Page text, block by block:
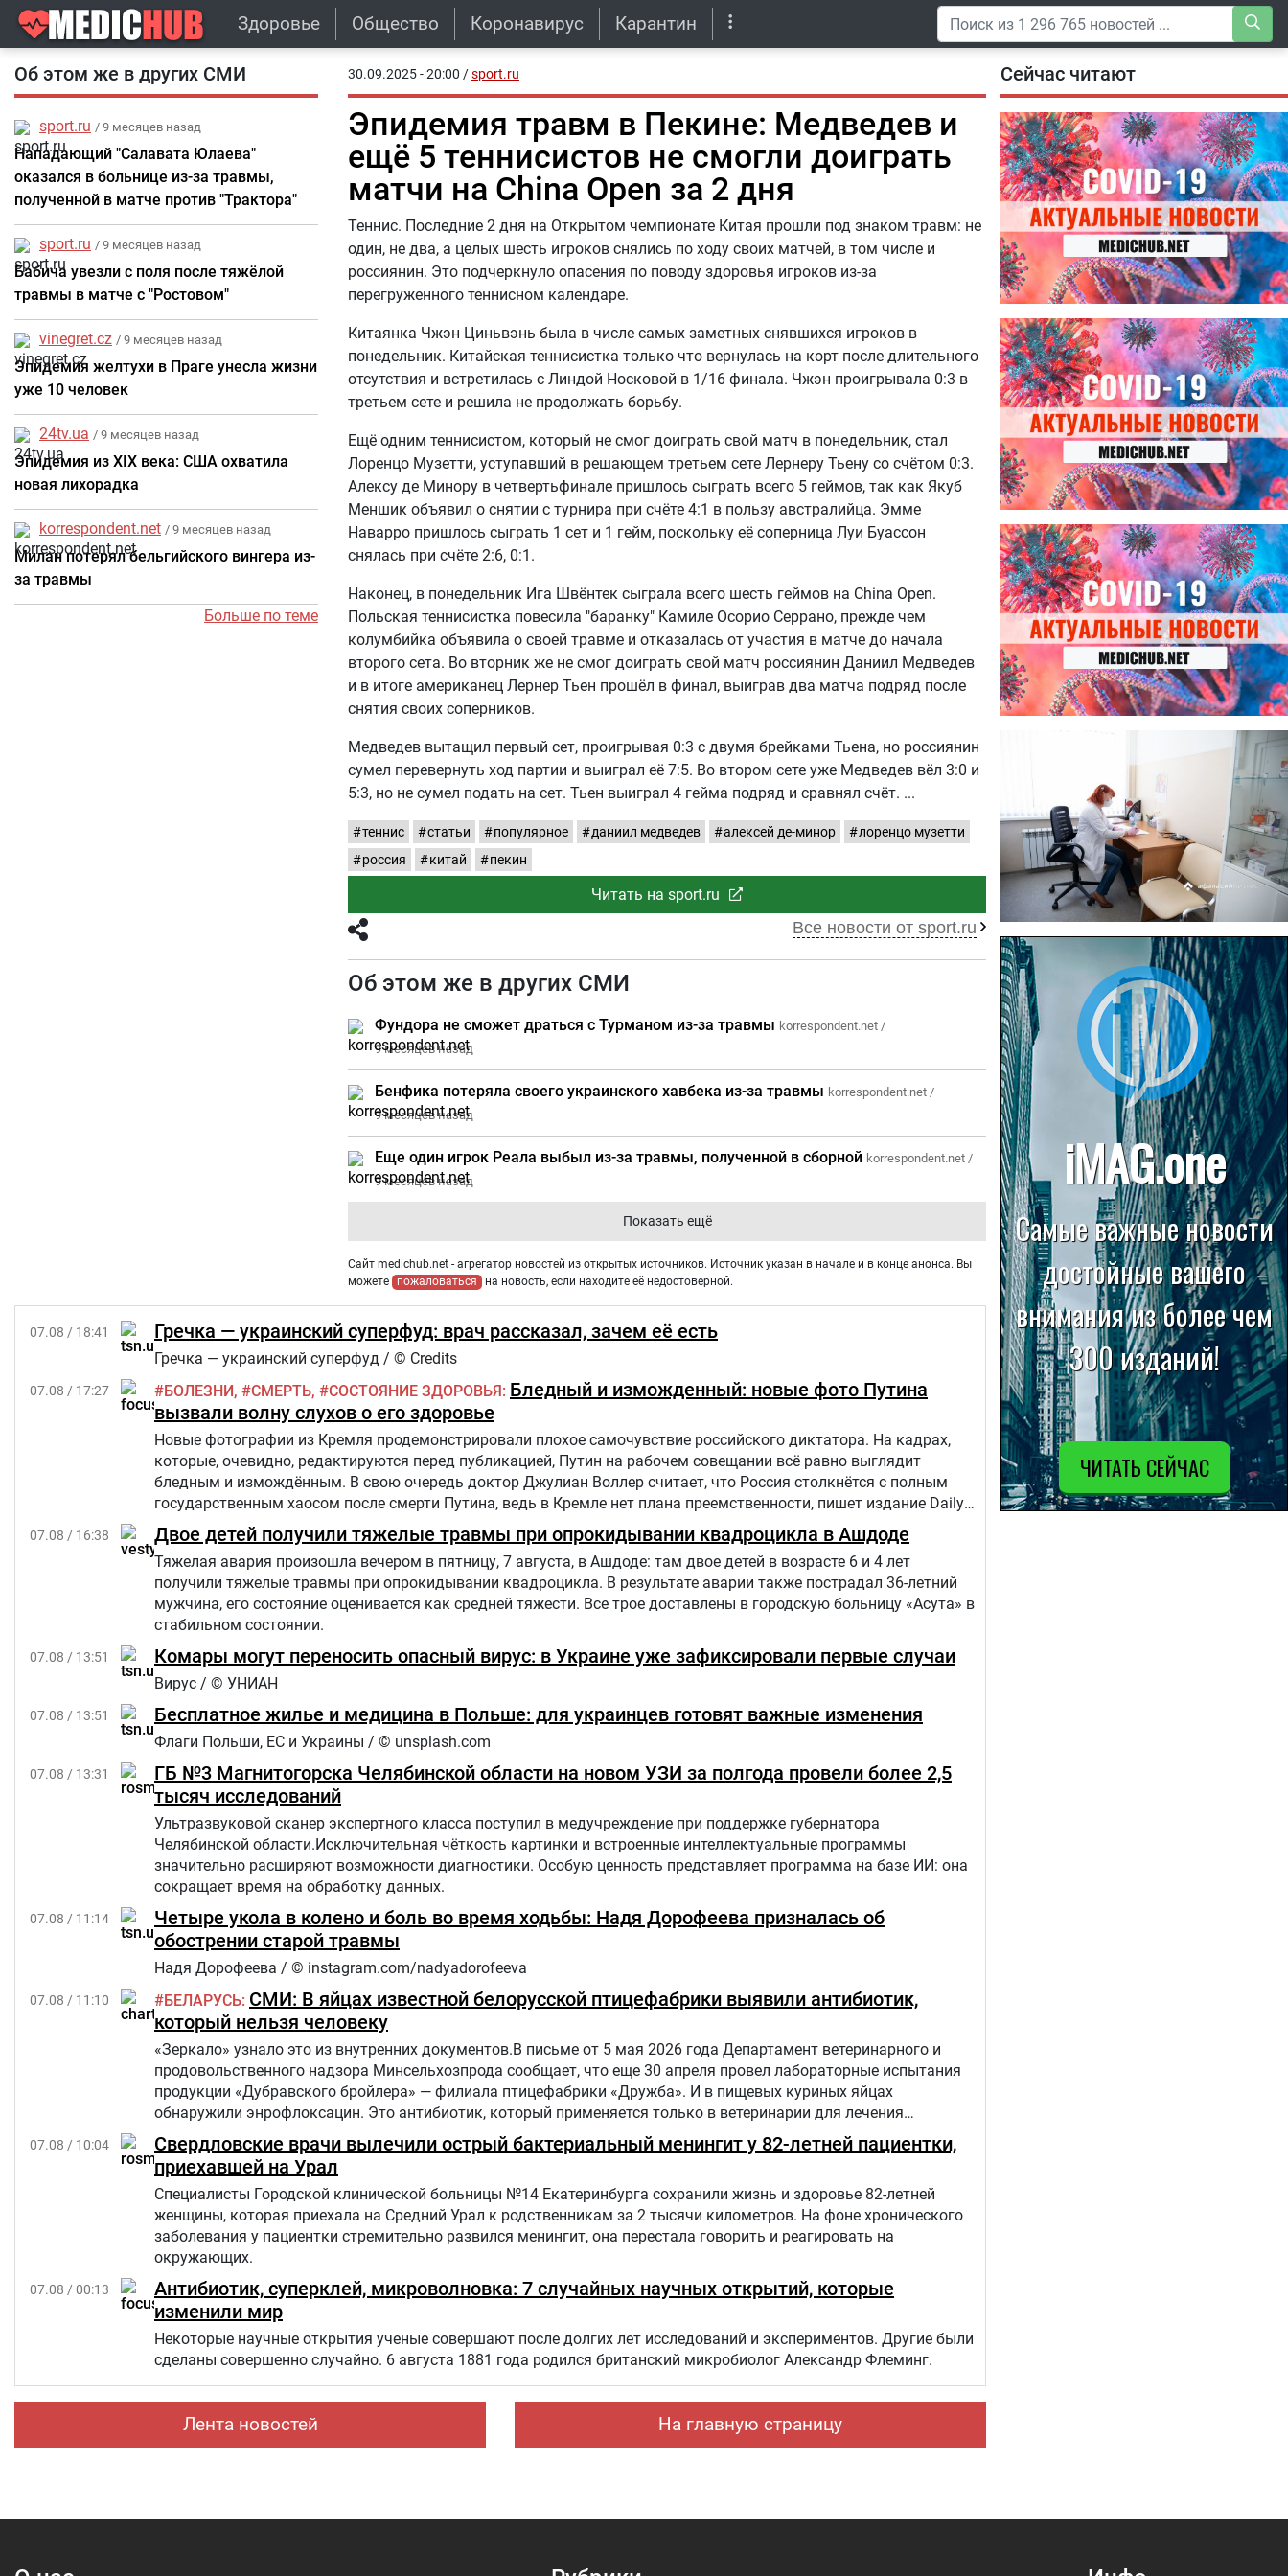
Здоровье Общество Коронавирус Карантин
Об этом же в других СМИ
sport.ru / 9 месяцев назад
Нападающий "Салавата Юлаева"
оказался в больнице из-за травмы,
полученной в матче против "Трактора"
sport.ru / 9 месяцев назад
Бабича увезли с поля после тяжёлой
травмы в матче с "Ростовом"
vinegret.cz / 9 месяцев назад
Эпидемия желтухи в Праге унесла жизни
уже 10 человек
24tv.ua / 9 месяцев назад
Эпидемия из XIX века: США охватила
новая лихорадка
korrespondent.net / 9 месяцев назад
Милан потерял бельгийского вингера из-
за травмы
Больше по теме
30.09.2025 - 20:00 /sport.ru
Эпидемия травм в Пекине: Медведев и
ещё 5 теннисистов не смогли доиграть
матчи на China Open за 2 дня
Теннис. Последние 2 дня на Открытом чемпионате Китая прошли под знаком травм: не
один, не два, а целых шесть игроков снялись по ходу своих матчей, в том числе и
россиянин. Это подчеркнуло опасения по поводу здоровья игроков из-за
перегруженного теннисном календаре.
Китаянка Чжэн Циньвэнь была в числе самых заметных снявшихся игроков в
понедельник. Китайская теннисистка только что вернулась на корт после длительного
отсутствия и встретилась с Линдой Носковой в 1/16 финала. Чжэн проигрывала 0:3 в
третьем сете и решила не продолжать борьбу.
Ещё одним теннисистом, который не смог доиграть свой матч в понедельник, стал
Лоренцо Музетти, уступавший в решающем третьем сете Лернеру Тьену со счётом 0:3.
Алексу де Минору в четвертьфинале пришлось сыграть всего 5 геймов, так как Якуб
Меншик объявил о снятии с турнира при счёте 4:1 в пользу австралийца. Эмме
Наварро пришлось сыграть 1 сет и 1 гейм, поскольку её соперница Луи Буассон
снялась при счёте 2:6, 0:1.
Наконец, в понедельник Ига Швёнтек сыграла всего шесть геймов на China Open.
Польская теннисистка повесила "баранку" Камиле Осорио Серрано, прежде чем
колумбийка объявила о своей травме и отказалась от участия в матче до начала
второго сета. Во вторник же не смог доиграть свой матч россиянин Даниил Медведев
и в итоге американец Лернер Тьен прошёл в финал, выиграв два матча подряд после
снятия своих соперников.
Медведев вытащил первый сет, проигрывая 0:3 с двумя брейками Тьена, но россиянин
сумел перевернуть ход партии и выиграл её 7:5. Во втором сете уже Медведев вёл 3:0 и
5:3, но не сумел подать на сет. Тьен выиграл 4 гейма подряд и сравнял счёт.
теннис статьи популярное даниил медведев алексей де-минор
лоренцо музетти
россия
китай пекин
Читать на sport.ru
Все новости от sport.ru
Об этом же в других СМИ
Фундора не сможет драться с Турманом из-за травмы korrespondent.net /
9 месяцев назад
Бенфика потеряла своего украинского хавбека из-за травмы korrespondent.net /
9 месяцев назад
Еще один игрок Реала выбыл из-за травмы, полученной в сборной korrespondent.net /
9 месяцев назад
Показать ещё
Сайт medichub.net - агрегатор новостей из открытых источников. Источник указан в начале и в конце анонса. Вы
можете
пожаловаться на новость, если находите её недостоверной.
07.08 / 18:41 Гречка — украинский суперфуд: врач рассказал, зачем её есть
Гречка — украинский суперфуд / © Credits
07.08 / 17:27 БОЛЕЗНИ СМЕРТЬ СОСТОЯНИЕ ЗДОРОВЬЯ Бледный и изможденный: новые фото Путина
вызвали волну слухов о его здоровье
Новые фотографии из Кремля продемонстрировали плохое самочувствие российского диктатора. На кадрах,
которые, очевидно, редактируются перед публикацией, Путин на рабочем совещании всё равно выглядит
бледным и измождённым. В свою очередь доктор Джулиан Воллер считает, что Россия столкнётся с полным
государственным хаосом после смерти Путина, ведь в Кремле нет плана преемственности, пишет издание Daily
Star.
07.08 / 16:38 Двое детей получили тяжелые травмы при опрокидывании квадроцикла в Ашдоде
Тяжелая авария произошла вечером в пятницу, 7 августа, в Ашдоде: там двое детей в возрасте 6 и 4 лет
получили тяжелые травмы при опрокидывании квадроцикла. В результате аварии также пострадал 36-летний
мужчина, его состояние оценивается как средней тяжести. Все трое доставлены в городскую больницу «Асута» в
стабильном состоянии.
07.08 / 13:51 Комары могут переносить опасный вирус: в Украине уже зафиксировали первые случаи
Вирус / © УНИАН
07.08 / 13:51 Бесплатное жилье и медицина в Польше: для украинцев готовят важные изменения
Флаги Польши, ЕС и Украины / © unsplash.com
07.08 / 13:31
ГБ №3 Магнитогорска Челябинской области на новом УЗИ за полгода провели более 2,5
тысяч исследований
Ультразвуковой сканер экспертного класса поступил в медучреждение при поддержке губернатора
Челябинской области.Исключительная чёткость картинки и встроенные интеллектуальные программы
значительно расширяют возможности диагностики. Особую ценность представляет программа на базе ИИ: она
сокращает время на обработку данных.
07.08 / 11:14
Четыре укола в колено и боль во время ходьбы: Надя Дорофеева призналась об
обострении старой травмы
Надя Дорофеева / © instagram.com/nadyadorofeeva
07.08 / 11:10 БЕЛАРУСЬ СМИ: В яйцах известной белорусской птицефабрики выявили антибиотик,
который нельзя человеку
«Зеркало» узнало это из внутренних документов.В письме от 5 мая 2026 года Департамент ветеринарного и
продовольственного надзора Минсельхозпрода сообщает, что еще 30 апреля провел лабораторные испытания
продукции «Дубравского бройлера» — филиала птицефабрики «Дружба». И в пищевых куриных яйцах
обнаружили энрофлоксацин. Это антибиотик, который применяется только в ветеринарии для лечения
сельскохозяйственных, домашних животных и птиц.
07.08 / 10:04
Свердловские врачи вылечили острый бактериальный менингит у 82-летней пациентки,
приехавшей на Урал
Специалисты Городской клинической больницы №14 Екатеринбурга сохранили жизнь и здоровье 82-летней
женщины, которая приехала на Средний Урал к родственникам за 2 тысячи километров. На фоне хронического
заболевания у пациентки стремительно развился менингит, она перестала говорить и реагировать на
окружающих.
07.08 / 00:13
Антибиотик, суперклей, микроволновка: 7 случайных научных открытий, которые
изменили мир
Некоторые научные открытия ученые совершают после долгих лет исследований и экспериментов. Другие были
сделаны совершенно случайно. 6 августа 1881 года родился британский микробиолог Александр Флеминг.
Лента новостей На главную страницу
Сейчас читают
04.08.2026
Специалисты дали советы, как
правильно пить витамины
27.07.2026
Лучше фасоли: диетолог
названа 8 продуктов,
содержащих много клетчатки
угрозы: что нужно знать о
летних инфекциях
22.07.2026
Больница в Спирово работает
без рентгеновского кабинета